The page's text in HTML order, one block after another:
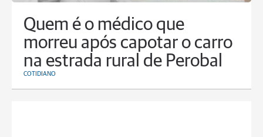
Quem é o médico que
morreu após capotar o carro
na estrada rural de Perobal
COTIDIANO